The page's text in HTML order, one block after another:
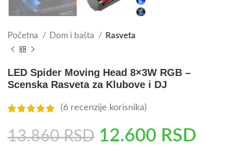
Početna Dom i bašta Rasveta
LED Spider Moving Head 8×3W RGB –
Scenska Rasveta za Klubove i DJ
(6 recenzije korisnika)
13.860RSD 12.600 RSD